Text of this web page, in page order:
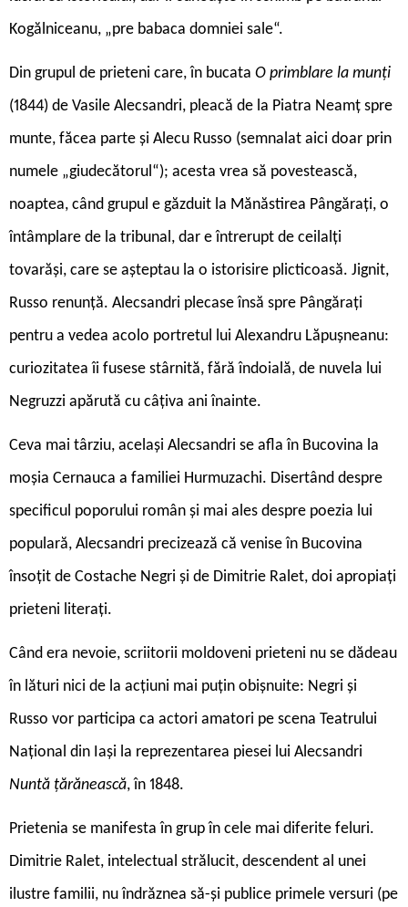
Kogălniceanu, „pre babaca domniei sale“.
Din grupul de prieteni care, în bucata O primblare la munți
(1844) de Vasile Alecsandri, pleacă de la Piatra Neamț spre
munte, făcea parte și Alecu Russo (semnalat aici doar prin
numele „giudecătorul“); acesta vrea să povestească,
noaptea, când grupul e găzduit la Mănăstirea Pângărați, o
întâmplare de la tribunal, dar e întrerupt de ceilalți
tovarăși, care se așteptau la o istorisire plicticoasă. Jignit,
Russo renunță. Alecsandri plecase însă spre Pângărați
pentru a vedea acolo portretul lui Alexandru Lăpușneanu:
curiozitatea îi fusese stârnită, fără îndoială, de nuvela lui
Negruzzi apărută cu câțiva ani înainte.
Ceva mai târziu, același Alecsandri se afla în Bucovina la
moșia Cernauca a familiei Hurmuzachi. Disertând despre
specificul poporului român și mai ales despre poezia lui
populară, Alecsandri precizează că venise în Bucovina
însoțit de Costache Negri și de Dimitrie Ralet, doi apropiați
prieteni literați.
Când era nevoie, scriitorii moldoveni prieteni nu se dădeau
în lături nici de la acțiuni mai puțin obișnuite: Negri și
Russo vor participa ca actori amatori pe scena Teatrului
Național din Iași la reprezentarea piesei lui Alecsandri
Nuntă țărănească, în 1848.
Prietenia se manifesta în grup în cele mai diferite feluri.
Dimitrie Ralet, intelectual strălucit, descendent al unei
ilustre familii, nu îndrăznea să-și publice primele versuri (pe